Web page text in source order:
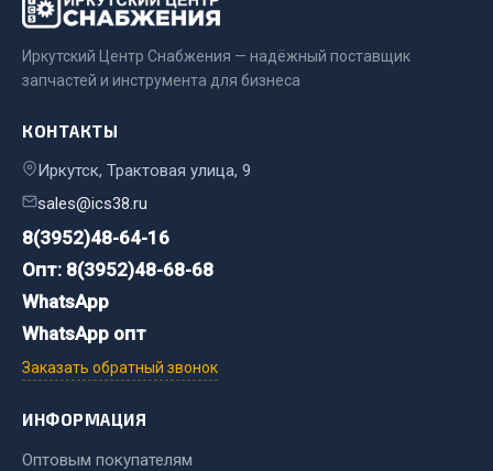
Двери
Двигатель
Весь раздел
Запчасти Урал
Двигатель
Мост задний
Система питания
Система охлаждения
Сцепление
Иркутский Центр Снабжения — надёжный поставщик
запчастей и инструмента для бизнеса
КОНТАКТЫ
Иркутск, Трактовая улица, 9
sales@ics38.ru
8(3952)48-64-16
Опт: 8(3952)48-68-68
WhatsApp
WhatsApp опт
Заказать обратный звонок
ИНФОРМАЦИЯ
Оптовым покупателям